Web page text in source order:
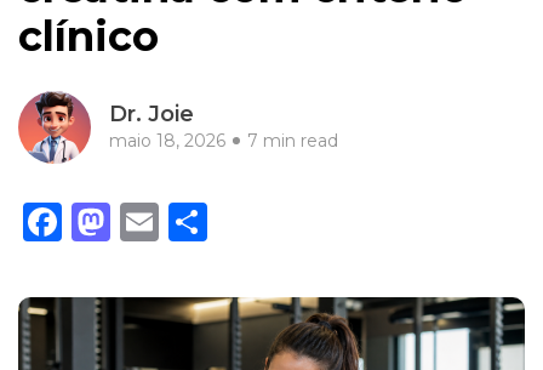
clínico
Dr. Joie
maio 18, 2026 7 min read
Facebook
Mastodon
Email